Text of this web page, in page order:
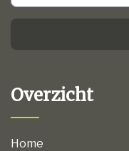
Overzicht
Home